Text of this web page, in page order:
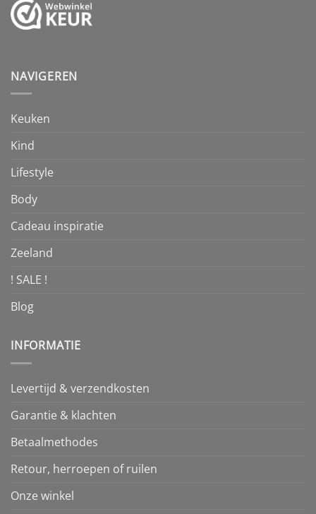
NAVIGEREN
Keuken
Kind
Lifestyle
Body
Cadeau inspiratie
Zeeland
! SALE !
Blog
INFORMATIE
Levertijd & verzendkosten
Garantie & klachten
Betaalmethodes
Retour, herroepen of ruilen
Onze winkel